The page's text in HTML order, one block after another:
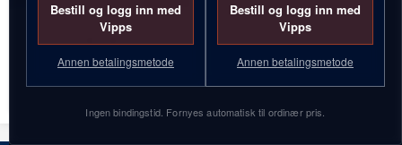
Bestill og logg inn med
Vipps
Annen betalingsmetode
Bestill og logg inn med
Vipps
Annen betalingsmetode
Ingen bindingstid. Fornyes automatisk til ordinær pris.
HJ43432